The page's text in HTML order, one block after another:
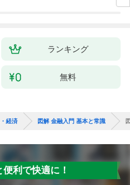
株
ランキング
無料
経済 図解 金融入門 基本と常識
利で快適に！